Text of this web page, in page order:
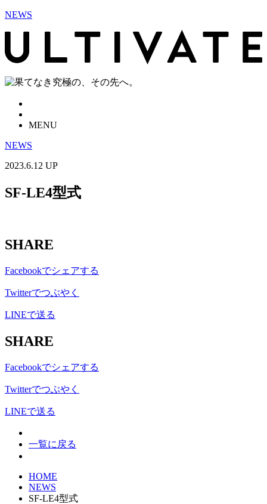
NEWS
MENU
NEWS
2023.6.12 UP
SF-LE4型式
SHARE
Facebookでシェアする
Twitterでつぶやく
LINEで送る
SHARE
Facebookでシェアする
Twitterでつぶやく
LINEで送る
一覧に戻る
HOME
NEWS
SF-LE4型式